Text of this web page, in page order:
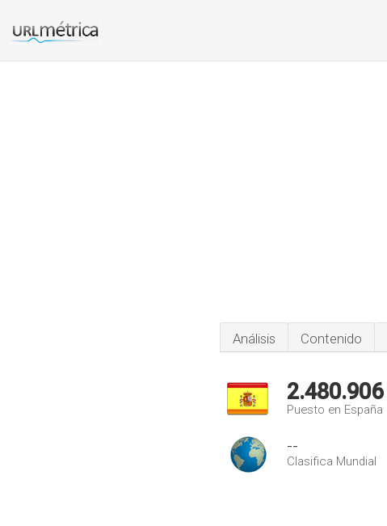
Análisis Contenido
2.480.906
Puesto en España
--
Clasifica Mundial